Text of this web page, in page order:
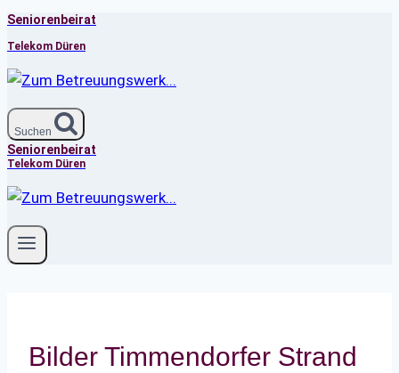
Zum
Inhalt
springen
Seniorenbeirat
Telekom Düren
Suchen
Seniorenbeirat
Telekom Düren
Bilder Timmendorfer Strand